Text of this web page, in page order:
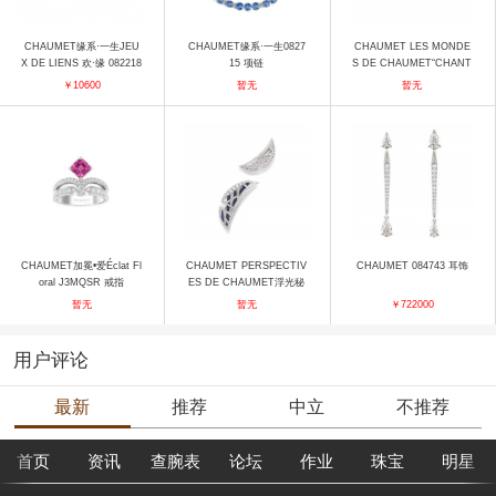
CHAUMET缘系·一生JEU
X DE LIENS 欢·缘 082218
戒指
￥10600
CHAUMET缘系·一生0827
15 项链
暂无
CHAUMET LES MONDE
S DE CHAUMET“CHANT
DU PRINTEMPS”樱之漫
暂无
CHAUMET加冕•爱Éclat Fl
oral J3MQSR 戒指
暂无
CHAUMET PERSPECTIV
ES DE CHAUMET浮光秘
境084549 胸针
暂无
CHAUMET 084743 耳饰
￥722000
用户评论
最新 推荐 中立 不推荐
首页 资讯 查腕表 论坛 作业 珠宝 明星